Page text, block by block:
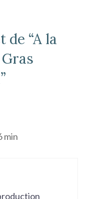
de “A la
min